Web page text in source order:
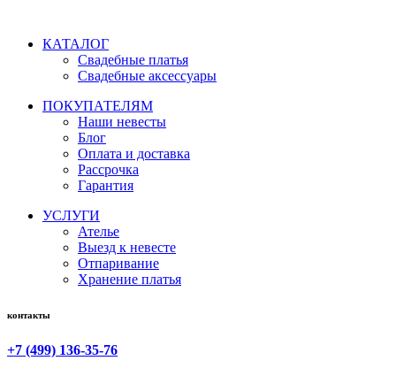
КАТАЛОГ
Свадебные платья
Свадебные аксессуары
ПОКУПАТЕЛЯМ
Наши невесты
Блог
Оплата и доставка
Рассрочка
Гарантия
УСЛУГИ
Ателье
Выезд к невесте
Отпаривание
Хранение платья
контакты
+7 (499) 136-35-76